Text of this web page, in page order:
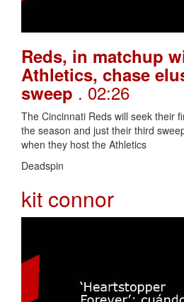
Reds, in matchup
Athletics, chase
sweep . 02:26
The Cincinnati Reds will seek their
the season and just their third
when they host the Athletics
Deadspin
kit connor